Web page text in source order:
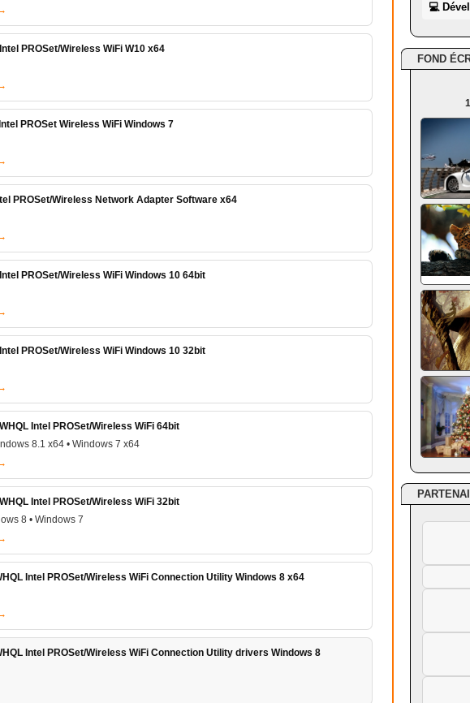
PROSet/Wireless WiFi W10 x64
PROSet Wireless WiFi Windows 7
PROSet/Wireless Network Adapter Software x64
PROSet/Wireless WiFi Windows 10 64bit
PROSet/Wireless WiFi Windows 10 32bit
Intel PROSet/Wireless WiFi 64bit
8.1 x64 • Windows 7 x64
Intel PROSet/Wireless WiFi 32bit
8 • Windows 7
Intel PROSet/Wireless WiFi Connection Utility Windows 8 x64
Intel PROSet/Wireless WiFi Connection Utility drivers Windows 8
💻
FOND